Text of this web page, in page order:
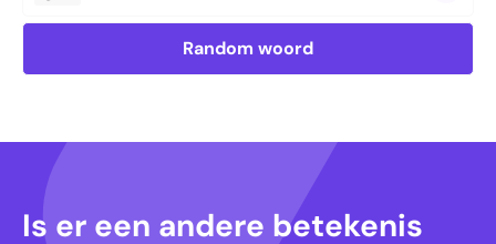
Random woord
Is er een andere betekenis